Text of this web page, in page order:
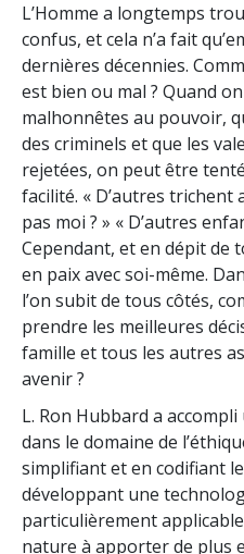
L’Homme a longtemps
confus, et cela n’a fait
dernières décennies.
est bien ou mal ? Quand
malhonnêtes au pouvoir,
des criminels et que les
rejetées, on peut être
facilité. « D’autres
pas moi ? » « D’autres
Cependant, et en dépit de
en paix avec soi-même.
l’on subit de tous côtés,
prendre les meilleures
famille et tous les autres
avenir ?
L. Ron Hubbard a
dans le domaine de
simplifiant et en codifiant
développant une
particulièrement
nature à apporter de plus